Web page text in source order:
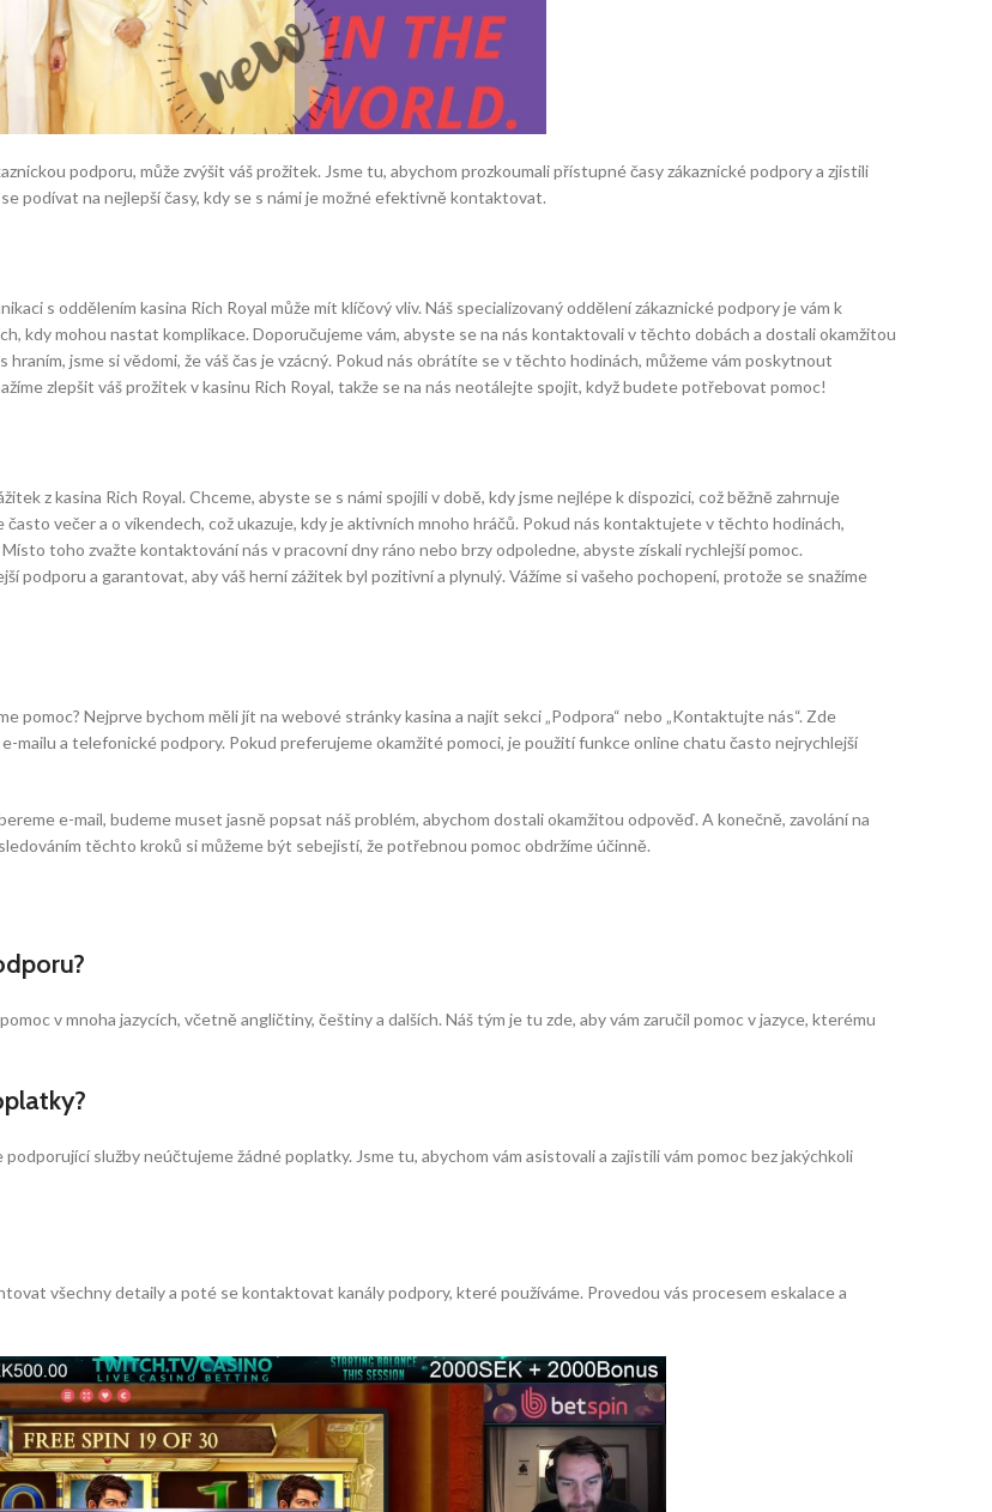
podporu, může zvýšit váš prožitek. Jsme tu, abychom prozkoumali přístupné časy zákaznické podpory a zjistili
podívat na nejlepší časy, kdy se s námi je možné efektivně kontaktovat.
s oddělením kasina Rich Royal může mít klíčový vliv. Náš specializovaný oddělení zákaznické podpory je vám k
kdy mohou nastat komplikace. Doporučujeme vám, abyste se na nás kontaktovali v těchto dobách a dostali okamžitou
jsme si vědomi, že váš čas je vzácný. Pokud nás obrátíte se v těchto hodinách, můžeme vám poskytnout
zlepšit váš prožitek v kasinu Rich Royal, takže se na nás neotálejte spojit, když budete potřebovat pomoc!
z kasina Rich Royal. Chceme, abyste se s námi spojili v době, kdy jsme nejlépe k dispozici, což běžně zahrnuje
večer a o víkendech, což ukazuje, kdy je aktivních mnoho hráčů. Pokud nás kontaktujete v těchto hodinách,
toho zvažte kontaktování nás v pracovní dny ráno nebo brzy odpoledne, abyste získali rychlejší pomoc.
podporu a garantovat, aby váš herní zážitek byl pozitivní a plynulý. Vážíme si vašeho pochopení, protože se snažíme
pomoc? Nejprve bychom měli jít na webové stránky kasina a najít sekci „Podpora“ nebo „Kontaktujte nás“. Zde
mailu a telefonické podpory. Pokud preferujeme okamžité pomoci, je použití funkce online chatu často nejrychlejší
e-mail, budeme muset jasně popsat náš problém, abychom dostali okamžitou odpověď. A konečně, zavolání na
těchto kroků si můžeme být sebejistí, že potřebnou pomoc obdržíme účinně.
v mnoha jazycích, včetně angličtiny, češtiny a dalších. Náš tým je tu zde, aby vám zaručil pomoc v jazyce, kterému
služby neúčtujeme žádné poplatky. Jsme tu, abychom vám asistovali a zajistili vám pomoc bez jakýchkoli
všechny detaily a poté se kontaktovat kanály podpory, které používáme. Provedou vás procesem eskalace a